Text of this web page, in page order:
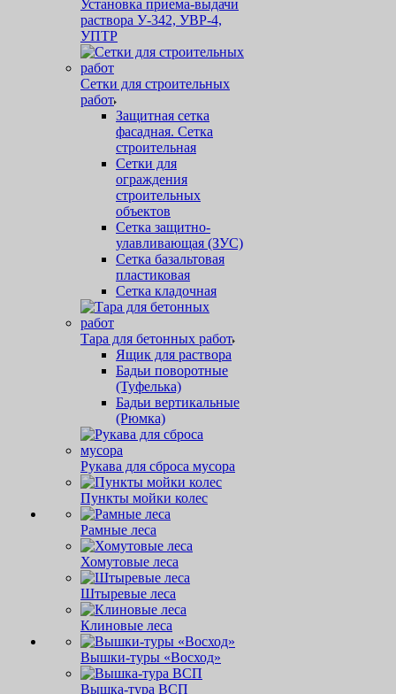
Установка приема-выдачи
раствора У-342, УВР-4,
УПТР
Сетки для строительных
работ
Защитная cетка
фасадная. Сетка
строительная
Сетки для
ограждения
строительных
объектов
Сетка защитно-
улавливающая (ЗУС)
Сетка базальтовая
пластиковая
Сетка кладочная
Тара для бетонных работ
Ящик для раствора
Бадьи поворотные
(Туфелька)
Бадьи вертикальные
(Рюмка)
Рукава для сброса мусора
Пункты мойки колес
Рамные леса
Хомутовые леса
Штыревые леса
Клиновые леса
Вышки-туры «Восход»
Вышка-тура ВСП